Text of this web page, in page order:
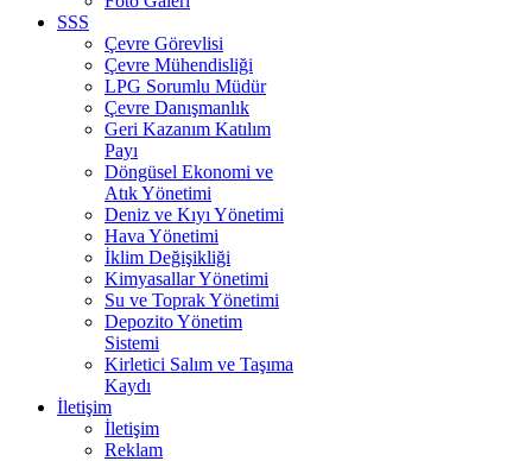
SSS
Çevre Görevlisi
Çevre Mühendisliği
LPG Sorumlu Müdür
Çevre Danışmanlık
Geri Kazanım Katılım
Payı
Döngüsel Ekonomi ve
Atık Yönetimi
Deniz ve Kıyı Yönetimi
Hava Yönetimi
İklim Değişikliği
Kimyasallar Yönetimi
Su ve Toprak Yönetimi
Depozito Yönetim
Sistemi
Kirletici Salım ve Taşıma
Kaydı
İletişim
İletişim
Reklam